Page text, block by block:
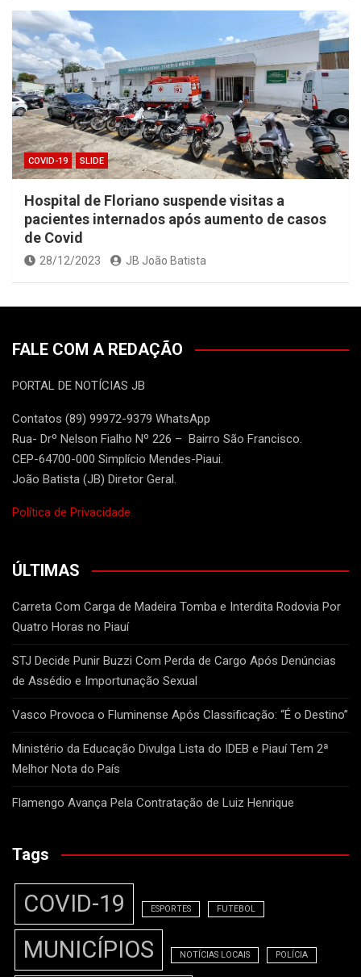
COVID-19 SLIDE
Hospital de Floriano suspende visitas a
pacientes internados após aumento de casos
de Covid
28/12/2023 JB João Batista
FALE COM A REDAÇÃO
PORTAL DE NOTÍCIAS JB
Contatos (89) 99972-9379 WhatsApp
Rua- Drº Nelson Fialho Nº 226 – Bairro São Francisco.
CEP-64700-000 Simplício Mendes-Piaui.
João Batista (JB) Diretor Geral.
Política de Privacidade.
ÚLTIMAS
Carreta Com Carga de Madeira Tomba e Interdita Rodovia Por
Quatro Horas no Piauí
STJ Decide Punir Buzzi Com Perda de Cargo Após Denúncias
de Assédio e Importunação Sexual
Vasco Provoca o Fluminense Após Classificação: “É o Destino”
Ministério da Educação Divulga Lista do IDEB e Piauí Tem 2ª
Melhor Nota do País
Flamengo Avança Pela Contratação de Luiz Henrique
Tags
COVID-19 ESPORTES FUTEBOL
MUNICÍPIOS NOTÍCIAS LOCAIS POLÍCIA